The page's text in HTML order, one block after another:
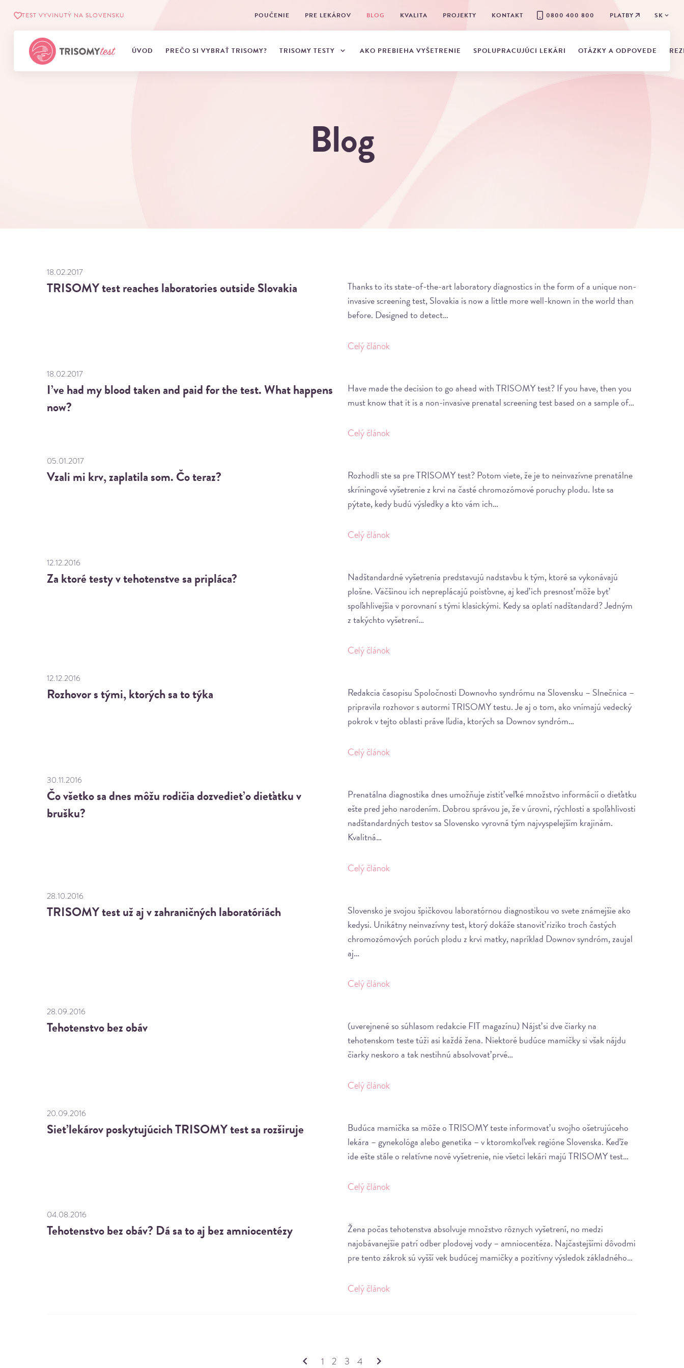
TEST VYVINUTÝ NA SLOVENSKU POUČENIE PRE LEKÁROV BLOG KVALITA PROJEKTY KONTAKT 0800 400 800 PLATBY SK
ÚVOD PREČO SI VYBRAŤ TRISOMY? TRISOMY TESTY AKO PREBIEHA VYŠETRENIE SPOLUPRACUJÚCI LEKÁRI OTÁZKY A ODPOVEDE
Blog
18.02.2017
TRISOMY test reaches laboratories outside Slovakia
Thanks to its state-of-the-art laboratory diagnostics in the form of a unique non-
invasive screening test, Slovakia is now a little more well-known in the world than
before. Designed to detect…
Celý článok
18.02.2017
I’ve had my blood taken and paid for the test. What happens
now?
Have made the decision to go ahead with TRISOMY test? If you have, then you
must know that it is a non-invasive prenatal screening test based on a sample of…
Celý článok
05.01.2017
Vzali mi krv, zaplatila som. Čo teraz?
Rozhodli ste sa pre TRISOMY test? Potom viete, že je to neinvazívne prenatálne
skríningové vyšetrenie z krvi na časté chromozómové poruchy plodu. Iste sa
pýtate, kedy budú výsledky a kto vám ich…
Celý článok
12.12.2016
Za ktoré testy v tehotenstve sa pripláca?
Nadštandardné vyšetrenia predstavujú nadstavbu k tým, ktoré sa vykonávajú
plošne. Väčšinou ich nepreplácajú poisťovne, aj keď ich presnosť môže byť
spoľahlivejšia v porovnaní s tými klasickými. Kedy sa oplatí nadštandard? Jedným
z takýchto vyšetrení…
Celý článok
12.12.2016
Rozhovor s tými, ktorých sa to týka
Redakcia časopisu Spoločnosti Downovho syndrómu na Slovensku – Slnečnica –
pripravila rozhovor s autormi TRISOMY testu. Je aj o tom, ako vnímajú vedecký
pokrok v tejto oblasti práve ľudia, ktorých sa Downov syndróm…
Celý článok
30.11.2016
Čo všetko sa dnes môžu rodičia dozvedieť o dieťatku v
brušku?
Prenatálna diagnostika dnes umožňuje zistiť veľké množstvo informácií o dieťatku
ešte pred jeho narodením. Dobrou správou je, že v úrovni, rýchlosti a spoľahlivosti
nadštandardných testov sa Slovensko vyrovná tým najvyspelejším krajinám.
Kvalitná…
Celý článok
28.10.2016
TRISOMY test už aj v zahraničných laboratóriách
Slovensko je svojou špičkovou laboratórnou diagnostikou vo svete známejšie ako
kedysi. Unikátny neinvazívny test, ktorý dokáže stanoviť riziko troch častých
chromozómových porúch plodu z krvi matky, napríklad Downov syndróm, zaujal
aj…
Celý článok
28.09.2016
Tehotenstvo bez obáv
(uverejnené so súhlasom redakcie FIT magazínu) Nájsť si dve čiarky na
tehotenskom teste túži asi každá žena. Niektoré budúce mamičky si však nájdu
čiarky neskoro a tak nestihnú absolvovať prvé…
Celý článok
20.09.2016
Sieť lekárov poskytujúcich TRISOMY test sa rozširuje
Budúca mamička sa môže o TRISOMY teste informovať u svojho ošetrujúceho
lekára – gynekológa alebo genetika – v ktoromkoľvek regióne Slovenska. Keďže
ide ešte stále o relatívne nové vyšetrenie, nie všetci lekári majú TRISOMY test…
Celý článok
04.08.2016
Tehotenstvo bez obáv? Dá sa to aj bez amniocentézy
Žena počas tehotenstva absolvuje množstvo rôznych vyšetrení, no medzi
najobávanejšie patrí odber plodovej vody – amniocentéza. Najčastejšími dôvodmi
pre tento zákrok sú vyšší vek budúcej mamičky a pozitívny výsledok základného…
Celý článok
1 2 3 4